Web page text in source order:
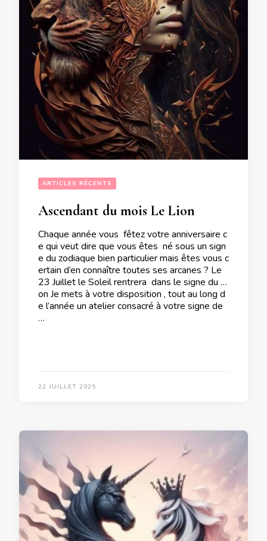
ARTICLES RÉCENTS
Ascendant du mois Le Lion
Chaque année vous fêtez votre anniversaire c
e qui veut dire que vous êtes né sous un sign
e du zodiaque bien particulier mais êtes vous c
ertain d’en connaître toutes ses arcanes ? Le
23 Juillet le Soleil rentrera dans le signe du Li
on Je mets à votre disposition , tout au long d
e l’année un atelier consacré à votre signe de
…
22 JUILLET 2025